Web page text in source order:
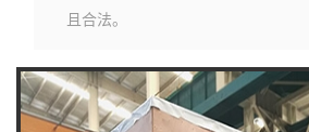
且合法。